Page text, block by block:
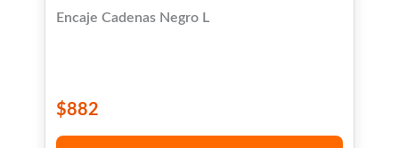
Encaje Cadenas Negro L
$882